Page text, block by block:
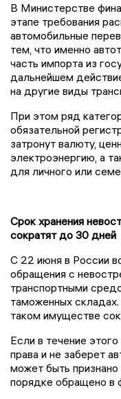
В Министерстве
этапе требования
автомобильные
тем, что именно
часть импорта из
дальнейшем
на другие виды
При этом ряд
обязательной
затронут валюту,
электроэнергию, а
для личного или
Срок хранения
сократят до 30 дней
С 22 июня в России
обращения с
транспортными
таможенных
таком имуществе
Если в течение
права и не заберет
может быть
порядке обращено в